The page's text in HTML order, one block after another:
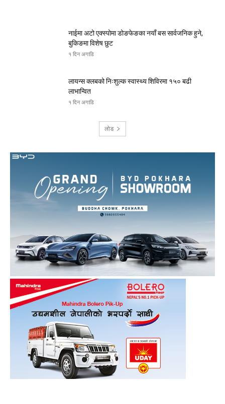
नाईमा अटो एक्स्पोमा डोङफेङका नयाँ बस सार्वजनिक हुने,
बुकिङमा विशेष छुट
१ दिन अगाडि
लायन्स क्लबको निःशुल्क स्वास्थ्य शिविरमा १५० बढी
लाभान्वित
१ दिन अगाडि
लोड